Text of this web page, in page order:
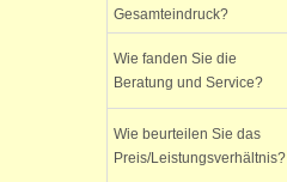
Gesamteindruck?
Wie fanden Sie die
Beratung und Service?
Wie beurteilen Sie das
Preis/Leistungsverhältnis?